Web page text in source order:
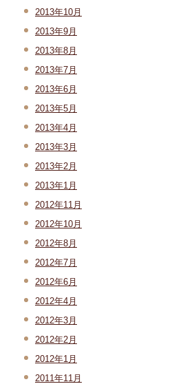
2013年10月
2013年9月
2013年8月
2013年7月
2013年6月
2013年5月
2013年4月
2013年3月
2013年2月
2013年1月
2012年11月
2012年10月
2012年8月
2012年7月
2012年6月
2012年4月
2012年3月
2012年2月
2012年1月
2011年11月